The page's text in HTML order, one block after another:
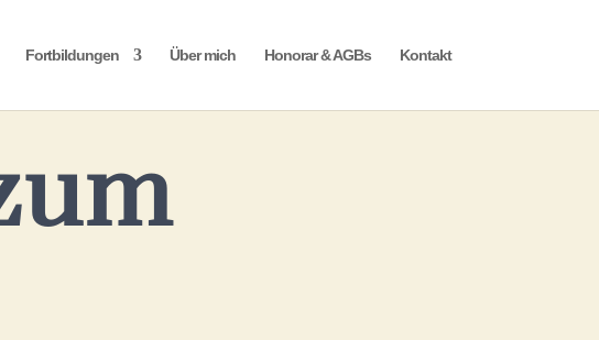
Fortbildungen Über mich Honorar & AGBs Kontakt